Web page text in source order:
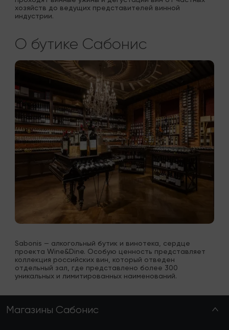
хозяйств до ведущих представителей винной
индустрии.
О бутике Сабонис
Sabonis — алкогольный бутик и винотека, сердце
проекта Wine&Dine. Особую ценность представляет
коллекция российских вин, который отведен
отдельный зал, где представлено более 300
уникальных и лимитированных наименований.
Магазины Сабонис